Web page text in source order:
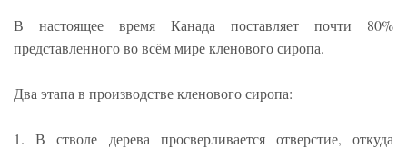
В настоящее время Канада поставляет почти 80%
представленного во всём мире кленового сиропа.
Два этапа в производстве кленового сиропа:
1. В стволе дерева просверливается отверстие, откуда